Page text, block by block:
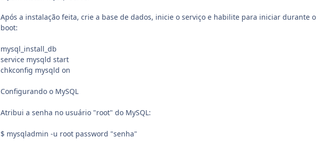
Após a instalação feita, crie a base de dados, inicie o serviço e habilite para iniciar durante o
boot:
mysql_install_db
service mysqld start
chkconfig mysqld on
Configurando o MySQL
Atribui a senha no usuário "root" do MySQL:
$ mysqladmin -u root password "senha"